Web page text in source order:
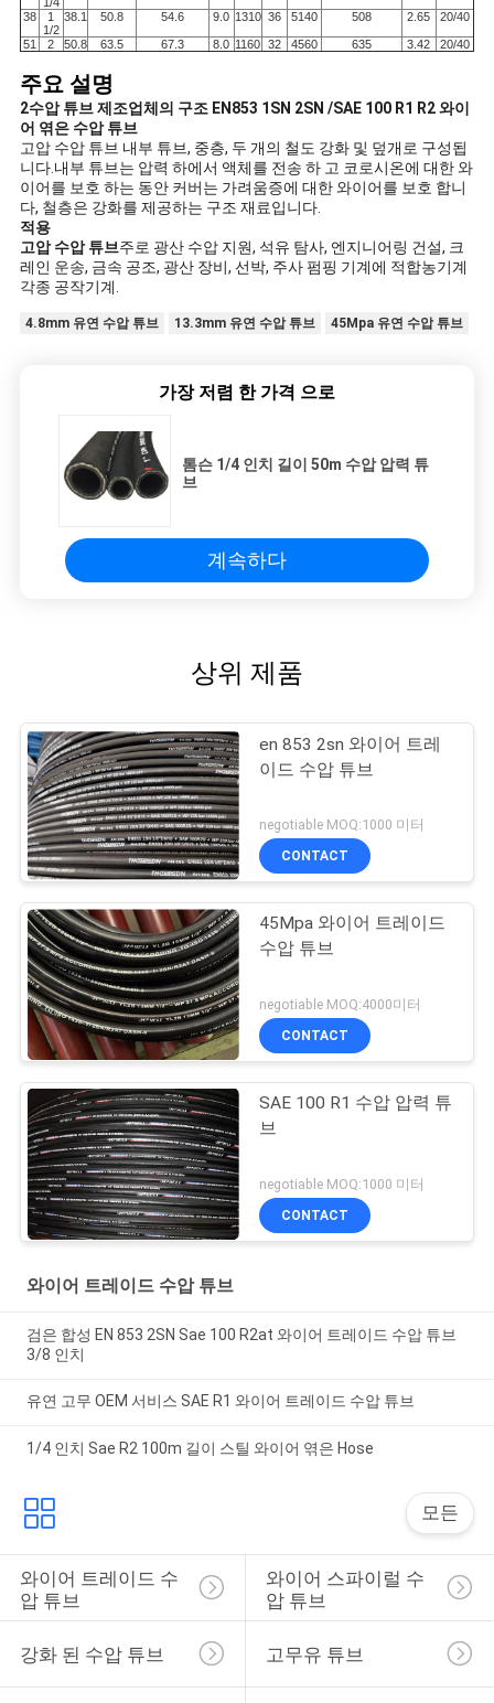
PRIVACY
POLICY
38
1
1/2
38.1 50.8 54.6 9.0 1310 36 5140 508 2.65 20/40
51 2 50.8 63.5 67.3 8.0 1160 32 4560 635 3.42 20/40
주요 설명
2수압 튜브 제조업체의 구조 EN853 1SN 2SN /SAE 100 R1 R2 와이
어 엮은 수압 튜브
고압 수압 튜브 내부 튜브, 중층, 두 개의 철도 강화 및 덮개로 구성됩
니다.내부 튜브는 압력 하에서 액체를 전송 하 고 코로시온에 대한 와
이어를 보호 하는 동안 커버는 가려움증에 대한 와이어를 보호 합니
다, 철층은 강화를 제공하는 구조 재료입니다.
적용
고압 수압 튜브주로 광산 수압 지원, 석유 탐사, 엔지니어링 건설, 크
레인 운송, 금속 공조, 광산 장비, 선박, 주사 펌핑 기계에 적합농기계
각종 공작기계.
4.8mm 유연 수압 튜브 13.3mm 유연 수압 튜브 45Mpa 유연 수압 튜브
가장 저렴 한 가격 으로
톰슨 1/4 인치 길이 50m 수압 압력 튜
브
계속하다
상위 제품
en 853 2sn 와이어 트레
이드 수압 튜브
negotiable MOQ:1000 미터
CONTACT
45Mpa 와이어 트레이드
수압 튜브
negotiable MOQ:4000미터
CONTACT
SAE 100 R1 수압 압력 튜
브
negotiable MOQ:1000 미터
CONTACT
와이어 트레이드 수압 튜브
검은 합성 EN 853 2SN Sae 100 R2at 와이어 트레이드 수압 튜브
3/8 인치
유연 고무 OEM 서비스 SAE R1 와이어 트레이드 수압 튜브
1/4 인치 Sae R2 100m 길이 스틸 와이어 엮은 Hose
모든
와이어 트레이드 수
압 튜브
와이어 스파이럴 수
압 튜브
강화 된 수압 튜브 고무유 튜브